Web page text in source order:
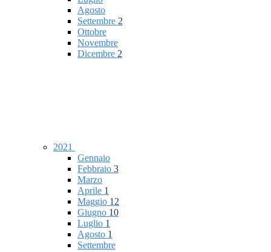
Agosto
Settembre 2
Ottobre
Novembre
Dicembre 2
2021
Gennaio
Febbraio 3
Marzo
Aprile 1
Maggio 12
Giugno 10
Luglio 1
Agosto 1
Settembre